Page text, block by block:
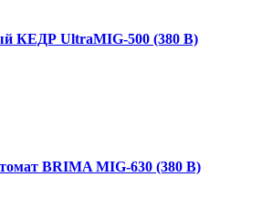
КЕДР UltraMIG-500 (380 В)
BRIMA MIG-630 (380 В)